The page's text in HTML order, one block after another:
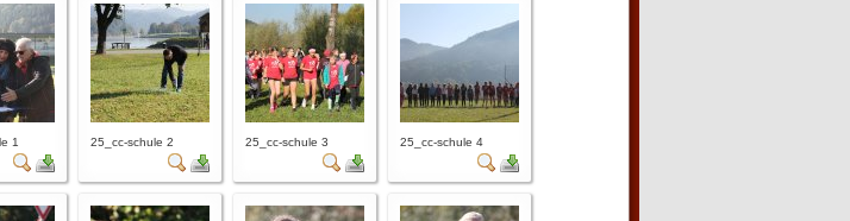
1 25_cc-schule 2 25_cc-schule 3 25_cc-schule 4